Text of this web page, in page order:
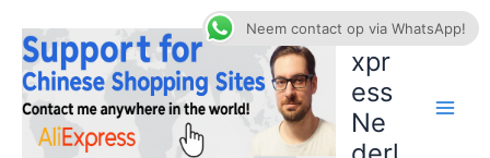
naar
inhoud
AliE
xpr
ess
Ne
Neem contact op via WhatsApp!